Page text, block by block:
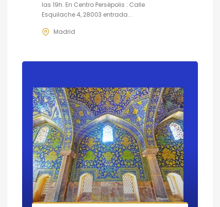
las 19h. En Centro Persépolis : Calle
Esquilache 4, 28003 entrada...
Madrid